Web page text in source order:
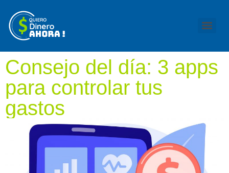
Consejo del día: 3 apps
para controlar tus
gastos